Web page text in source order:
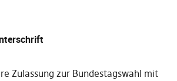
Zulassung zur Bundestagswahl mit